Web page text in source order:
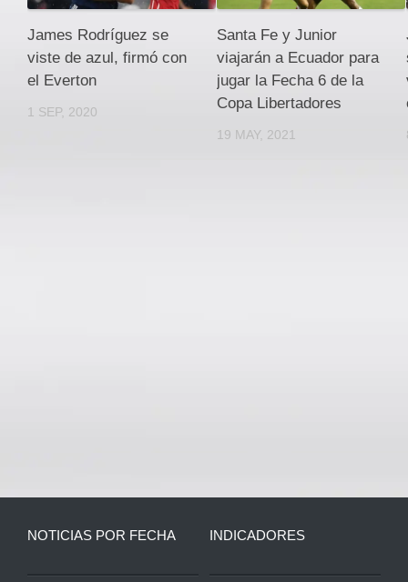
James Rodríguez se
viste de azul, firmó con
el Everton
1 SEP, 2020
Santa Fe y Junior
viajarán a Ecuador para
jugar la Fecha 6 de la
Copa Libertadores
19 MAY, 2021
NOTICIAS POR FECHA INDICADORES